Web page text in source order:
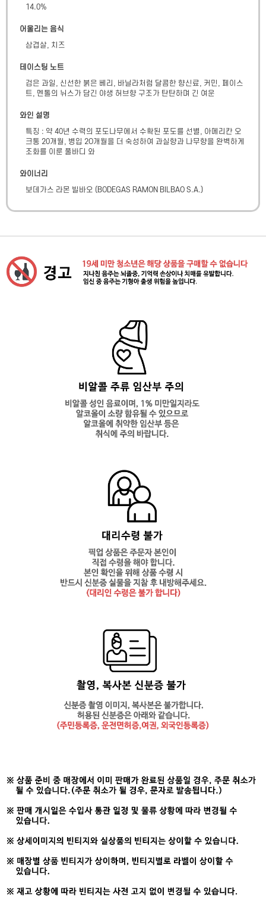
14.0%
어울리는 음식
삼겹살, 치즈
테이스팅 노트
검은 과일, 신선한 붉은 베리, 바닐라처럼 달콤한 향신료, 커민, 페이스
트, 멘톨의 뉘스가 담긴 야생 허브향 구조가 탄탄하며 긴 여운
와인 설명
특징 : 약 40년 수력의 포도나무에서 수확된 포도를 선별, 아메리칸 오
크통 20개월, 병입 2O개월을 더 숙성하여 과실향과 나무향을 완벽하게
조화를 이룬 풀바디 와
와이너리
보데가스 라몬 빌바오 ( BODEGAS RAMON BILBAO S.A.)